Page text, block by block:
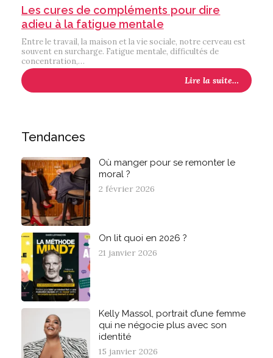
Les cures de compléments pour dire
adieu à la fatigue mentale
Entre le travail, la maison et la vie sociale, notre cerveau est
souvent en surcharge. Fatigue mentale, difficultés de
concentration,…
Lire la suite…
Tendances
Où manger pour se remonter le
moral ?
2 février 2026
On lit quoi en 2026 ?
21 janvier 2026
Kelly Massol, portrait d’une femme
qui ne négocie plus avec son
identité
15 janvier 2026